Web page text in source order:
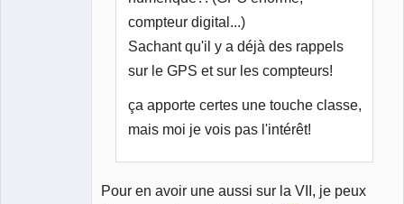
compteur digital...)
Sachant qu'il y a déjà des rappels
sur le GPS et sur les compteurs!
ça apporte certes une touche classe,
mais moi je vois pas l'intérêt!
Pour en avoir une aussi sur la VII, je peux